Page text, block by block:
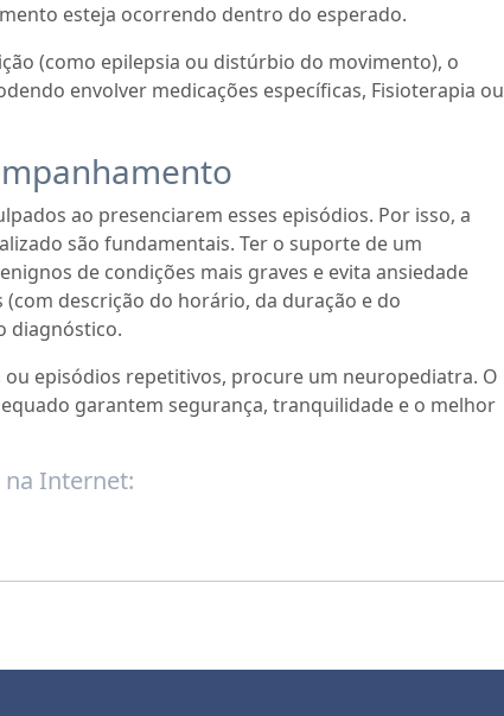
esteja ocorrendo dentro do esperado.
(como epilepsia ou distúrbio do movimento), o
envolver medicações específicas, Fisioterapia ou
ao presenciarem esses episódios. Por isso, a
são fundamentais. Ter o suporte de um
de condições mais graves e evita ansiedade
descrição do horário, da duração e do
diagnóstico.
episódios repetitivos, procure um neuropediatra. O
garantem segurança, tranquilidade e o melhor
Internet: